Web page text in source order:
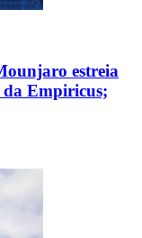
estreia
da Empiricus;